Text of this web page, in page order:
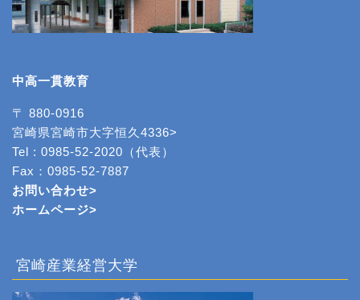
中高一貫教育
〒 880-0916
宮崎県宮崎市大字恒久4336>
Tel : 0985-52-2020（代表）
Fax：0985-52-7887
お問い合わせ>
ホームページ>
宮崎産業経営大学